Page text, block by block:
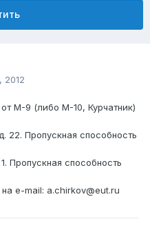
2012
М-9 (либо М-10, Курчатник)
22. Пропускная способность
Пропускная способность
e-mail: a.chirkov@eut.ru